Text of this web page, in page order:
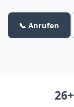
📞 Anrufen
26+